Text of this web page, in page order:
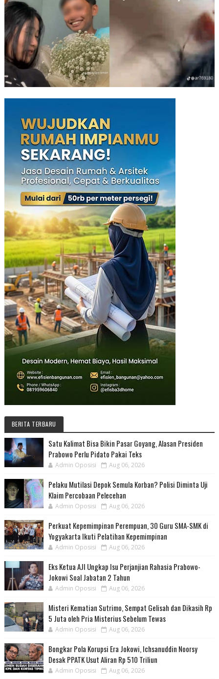
BERITA TERBARU
Satu Kalimat Bisa Bikin Pasar Goyang, Alasan Presiden
Prabowo Perlu Pidato Pakai Teks
Admin Oposisi Aug 06, 2026
Pelaku Mutilasi Depok Semula Korban? Polisi Diminta Uji
Klaim Percobaan Pelecehan
Admin Oposisi Aug 06, 2026
Perkuat Kepemimpinan Perempuan, 30 Guru SMA-SMK di
Yogyakarta Ikuti Pelatihan Kepemimpinan
Admin Oposisi Aug 06, 2026
Eks Ketua AJI Ungkap Isu Perjanjian Rahasia Prabowo-
Jokowi Soal Jabatan 2 Tahun
Admin Oposisi Aug 06, 2026
Misteri Kematian Sutrimo, Sempat Gelisah dan Dikasih Rp
5 Juta oleh Pria Misterius Sebelum Tewas
Admin Oposisi Aug 06, 2026
Bongkar Pola Korupsi Era Jokowi, Ichsanuddin Noorsy
Desak PPATK Usut Aliran Rp 510 Triliun
Admin Oposisi Aug 06, 2026